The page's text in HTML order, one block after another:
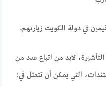
في دولة الكويت زيارتهم.
لابد من اتباع عدد من
التي يمكن أن تتمثل في: